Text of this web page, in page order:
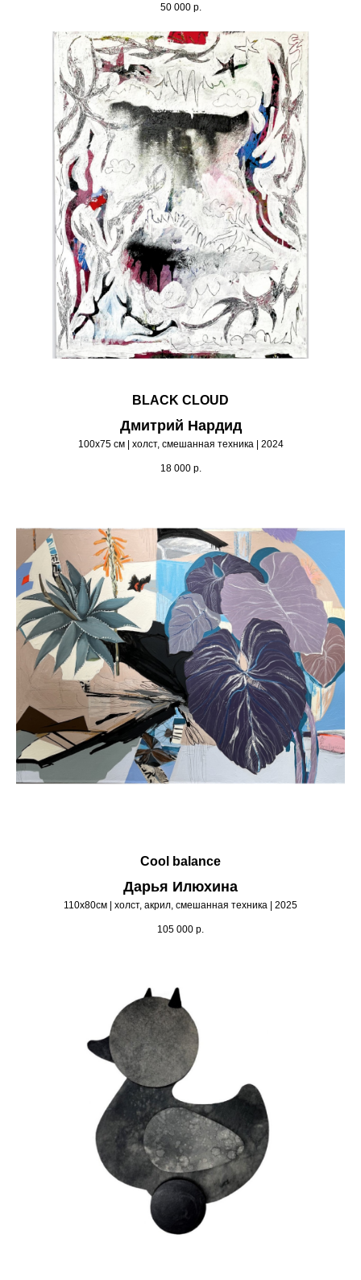
50 000 р.
BLACK CLOUD
Дмитрий Нардид
100х75 см | холст, смешанная техника | 2024
18 000 р.
Cool balance
Дарья Илюхина
110х80см | холст, акрил, смешанная техника | 2025
105 000 р.